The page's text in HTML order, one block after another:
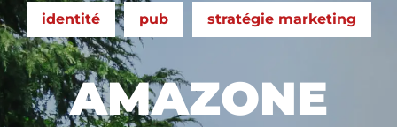
identité pub stratégie marketing
AMAZONE